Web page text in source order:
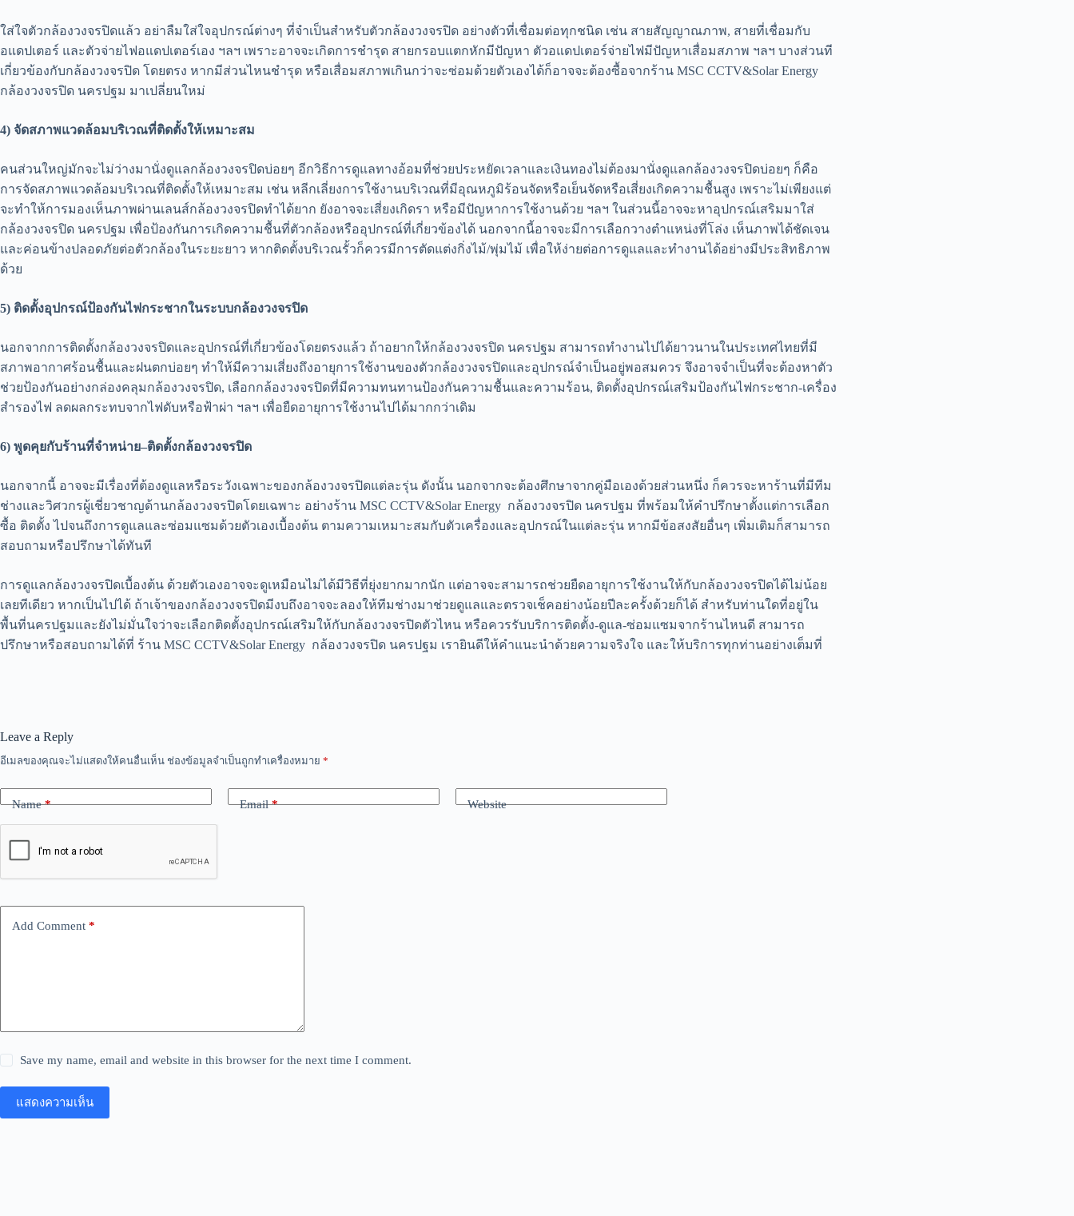
ใส่ใจตัวกล้องวงจรปิดแล้ว อย่าลืมใส่ใจอุปกรณ์ต่างๆ ที่จำเป็นสำหรับตัวกล้องวงจรปิด อย่างตัวที่เชื่อมต่อทุกชนิด เช่น สายสัญญาณภาพ, สายที่เชื่อมกับ
อแดปเตอร์ และตัวจ่ายไฟอแดปเตอร์เอง ฯลฯ เพราะอาจจะเกิดการชำรุด สายกรอบแตกหักมีปัญหา ตัวอแดปเตอร์จ่ายไฟมีปัญหาเสื่อมสภาพ ฯลฯ บางส่วนที
เกี่ยวข้องกับกล้องวงจรปิด โดยตรง หากมีส่วนไหนชำรุด หรือเสื่อมสภาพเกินกว่าจะซ่อมด้วยตัวเองได้ก็อาจจะต้องซื้อจากร้าน MSC CCTV&Solar Energy
กล้องวงจรปิด นครปฐม มาเปลี่ยนใหม่
4) จัดสภาพแวดล้อมบริเวณที่ติดตั้งให้เหมาะสม
คนส่วนใหญ่มักจะไม่ว่างมานั่งดูแลกล้องวงจรปิดบ่อยๆ อีกวิธีการดูแลทางอ้อมที่ช่วยประหยัดเวลาและเงินทองไม่ต้องมานั่งดูแลกล้องวงจรปิดบ่อยๆ ก็คือ
การจัดสภาพแวดล้อมบริเวณที่ติดตั้งให้เหมาะสม เช่น หลีกเลี่ยงการใช้งานบริเวณที่มีอุณหภูมิร้อนจัดหรือเย็นจัดหรือเสี่ยงเกิดความชื้นสูง เพราะไม่เพียงแต่
จะทำให้การมองเห็นภาพผ่านเลนส์กล้องวงจรปิดทำได้ยาก ยังอาจจะเสี่ยงเกิดรา หรือมีปัญหาการใช้งานด้วย ฯลฯ ในส่วนนี้อาจจะหาอุปกรณ์เสริมมาใส่
กล้องวงจรปิด นครปฐม เพื่อป้องกันการเกิดความชื้นที่ตัวกล้องหรืออุปกรณ์ที่เกี่ยวข้องได้ นอกจากนี้อาจจะมีการเลือกวางตำแหน่งที่โล่ง เห็นภาพได้ชัดเจน
และค่อนข้างปลอดภัยต่อตัวกล้องในระยะยาว หากติดตั้งบริเวณรั้วก็ควรมีการตัดแต่งกิ่งไม้/พุ่มไม้ เพื่อให้ง่ายต่อการดูแลและทำงานได้อย่างมีประสิทธิภาพ
ด้วย
5) ติดตั้งอุปกรณ์ป้องกันไฟกระชากในระบบกล้องวงจรปิด
นอกจากการติดตั้งกล้องวงจรปิดและอุปกรณ์ที่เกี่ยวข้องโดยตรงแล้ว ถ้าอยากให้กล้องวงจรปิด นครปฐม สามารถทำงานไปได้ยาวนานในประเทศไทยที่มี
สภาพอากาศร้อนชื้นและฝนตกบ่อยๆ ทำให้มีความเสี่ยงถึงอายุการใช้งานของตัวกล้องวงจรปิดและอุปกรณ์จำเป็นอยู่พอสมควร จึงอาจจำเป็นที่จะต้องหาตัว
ช่วยป้องกันอย่างกล่องคลุมกล้องวงจรปิด, เลือกกล้องวงจรปิดที่มีความทนทานป้องกันความชื้นและความร้อน, ติดตั้งอุปกรณ์เสริมป้องกันไฟกระชาก-เครื่อง
สำรองไฟ ลดผลกระทบจากไฟดับหรือฟ้าผ่า ฯลฯ เพื่อยืดอายุการใช้งานไปได้มากกว่าเดิม
6) พูดคุยกับร้านที่จำหน่าย–ติดตั้งกล้องวงจรปิด
นอกจากนี้ อาจจะมีเรื่องที่ต้องดูแลหรือระวังเฉพาะของกล้องวงจรปิดแต่ละรุ่น ดังนั้น นอกจากจะต้องศึกษาจากคู่มือเองด้วยส่วนหนึ่ง ก็ควรจะหาร้านที่มีทีม
ช่างและวิศวกรผู้เชี่ยวชาญด้านกล้องวงจรปิดโดยเฉพาะ อย่างร้าน MSC CCTV&Solar Energy กล้องวงจรปิด นครปฐม ที่พร้อมให้คำปรึกษาตั้งแต่การเลือก
ซื้อ ติดตั้ง ไปจนถึงการดูแลและซ่อมแซมด้วยตัวเองเบื้องต้น ตามความเหมาะสมกับตัวเครื่องและอุปกรณ์ในแต่ละรุ่น หากมีข้อสงสัยอื่นๆ เพิ่มเติมก็สามารถ
สอบถามหรือปรึกษาได้ทันที
การดูแลกล้องวงจรปิดเบื้องต้น ด้วยตัวเองอาจจะดูเหมือนไม่ได้มีวิธีที่ยุ่งยากมากนัก แต่อาจจะสามารถช่วยยืดอายุการใช้งานให้กับกล้องวงจรปิดได้ไม่น้อย
เลยทีเดียว หากเป็นไปได้ ถ้าเจ้าของกล้องวงจรปิดมีงบถึงอาจจะลองให้ทีมช่างมาช่วยดูแลและตรวจเช็คอย่างน้อยปีละครั้งด้วยก็ได้ สำหรับท่านใดที่อยู่ใน
พื้นที่นครปฐมและยังไม่มั่นใจว่าจะเลือกติดตั้งอุปกรณ์เสริมให้กับกล้องวงจรปิดตัวไหน หรือควรรับบริการติดตั้ง-ดูแล-ซ่อมแซมจากร้านไหนดี สามารถ
ปรึกษาหรือสอบถามได้ที่ ร้าน MSC CCTV&Solar Energy กล้องวงจรปิด นครปฐม เรายินดีให้คำแนะนำด้วยความจริงใจ และให้บริการทุกท่านอย่างเต็มที่
Leave a Reply
อีเมลของคุณจะไม่แสดงให้คนอื่นเห็น ช่องข้อมูลจำเป็นถูกทำเครื่องหมาย *
Name* Email* Website
Add Comment *
Save my name, email and website in this browser for the next time I comment.
แสดงความเห็น